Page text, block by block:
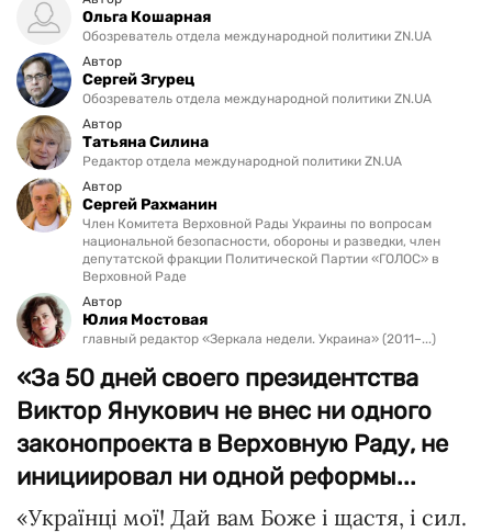
Ольга Кошарная
Обозреватель отдела международной политики ZN.UA
Автор
Сергей Згурец
Обозреватель отдела международной политики ZN.UA
Автор
Татьяна Силина
Редактор отдела международной политики ZN.UA
Автор
Сергей Рахманин
Член Комитета Верховной Рады Украины по вопросам
национальной безопасности, обороны и разведки, член
депутатской фракции Политической Партии «ГОЛОС» в
Верховной Раде
Автор
Юлия Мостовая
главный редактор «Зеркала недели. Украина» (2011–...)
«За 50 дней своего президентства
Виктор Янукович не внес ни одного
законопроекта в Верховную Раду, не
инициировал ни одной реформы...
«Українці мої! Дай вам Боже і щастя, і сил.